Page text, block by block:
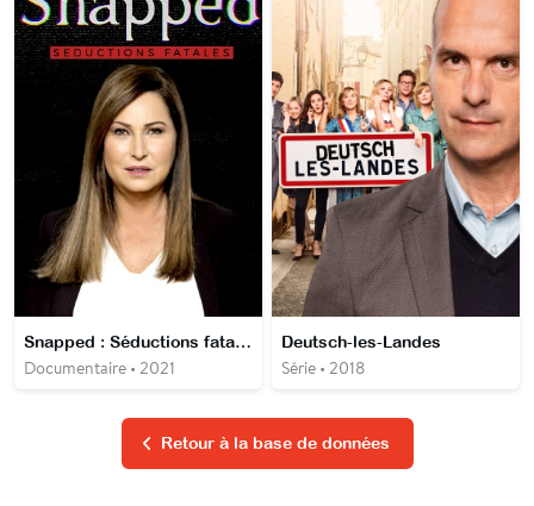
Snapped : Séductions fatales
Documentaire • 2021
Deutsch-les-Landes
Série • 2018
Retour à la base de données